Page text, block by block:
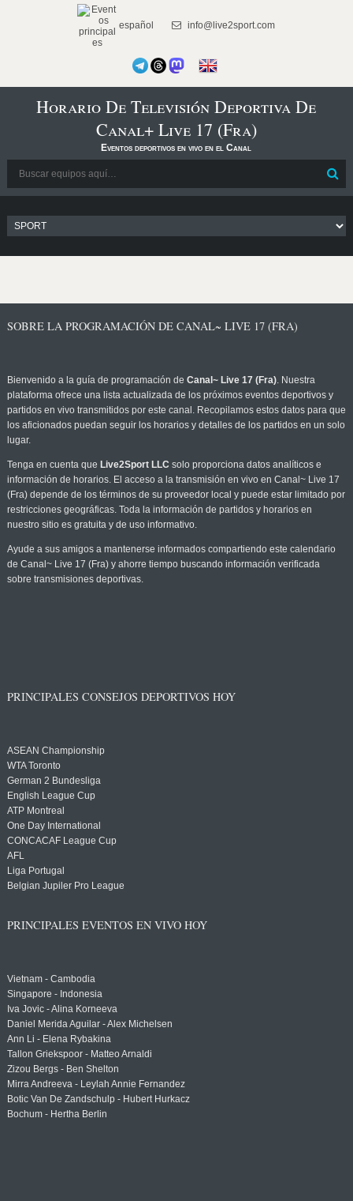
español info@live2sport.com
Horario De Televisión Deportiva De
Canal+ Live 17 (Fra)
Eventos deportivos en vivo en el Canal
SOBRE LA PROGRAMACIÓN DE CANAL~ LIVE 17 (FRA)
Bienvenido a la guía de programación de Canal~ Live 17 (Fra). Nuestra
plataforma ofrece una lista actualizada de los próximos eventos deportivos y
partidos en vivo transmitidos por este canal. Recopilamos estos datos para que
los aficionados puedan seguir los horarios y detalles de los partidos en un solo
lugar.
Tenga en cuenta que Live2Sport LLC solo proporciona datos analíticos e
información de horarios. El acceso a la transmisión en vivo en Canal~ Live 17
(Fra) depende de los términos de su proveedor local y puede estar limitado por
restricciones geográficas. Toda la información de partidos y horarios en
nuestro sitio es gratuita y de uso informativo.
Ayude a sus amigos a mantenerse informados compartiendo este calendario
de Canal~ Live 17 (Fra) y ahorre tiempo buscando información verificada
sobre transmisiones deportivas.
PRINCIPALES CONSEJOS DEPORTIVOS HOY
ASEAN Championship
WTA Toronto
German 2 Bundesliga
English League Cup
ATP Montreal
One Day International
CONCACAF League Cup
AFL
Liga Portugal
Belgian Jupiler Pro League
PRINCIPALES EVENTOS EN VIVO HOY
Vietnam - Cambodia
Singapore - Indonesia
Iva Jovic - Alina Korneeva
Daniel Merida Aguilar - Alex Michelsen
Ann Li - Elena Rybakina
Tallon Griekspoor - Matteo Arnaldi
Zizou Bergs - Ben Shelton
Mirra Andreeva - Leylah Annie Fernandez
Botic Van De Zandschulp - Hubert Hurkacz
Bochum - Hertha Berlin